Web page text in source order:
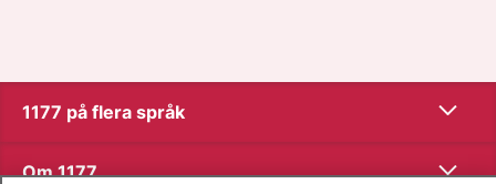
1177 på flera språk Visa
Om 1177 Visa